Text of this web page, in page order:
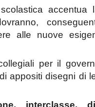
accentua
alle nuove
per il
appositi disegni di